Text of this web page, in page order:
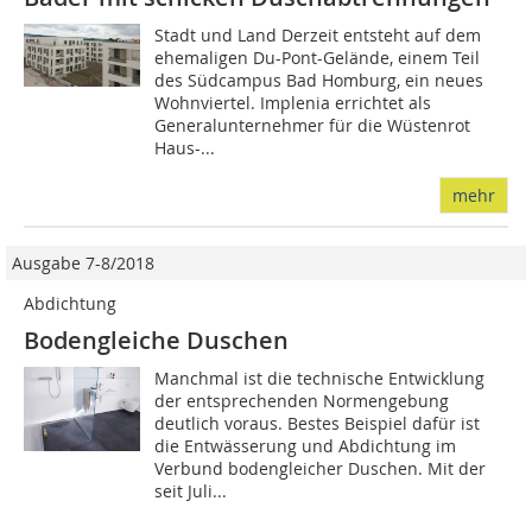
Stadt und Land Derzeit entsteht auf dem
ehemaligen Du-Pont-Gelände, einem Teil
des Südcampus Bad Homburg, ein neues
Wohnviertel. Implenia errichtet als
Generalunternehmer für die Wüstenrot
Haus-...
mehr
Ausgabe 7-8/2018
Abdichtung
Bodengleiche Duschen
Manchmal ist die technische Entwicklung
der entsprechenden Normengebung
deutlich voraus. Bestes Beispiel dafür ist
die Entwässerung und Abdichtung im
Verbund bodengleicher Duschen. Mit der
seit Juli...